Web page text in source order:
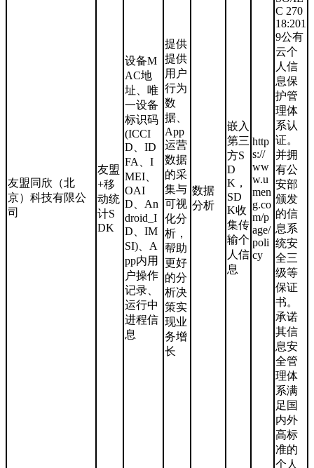
友盟同欣（北
京）科技有限公
司
友盟
+移
动统
计S
DK
设备M
AC地
址、唯
一设备
标识码
(ICCI
D、ID
FA、I
MEI、
OAI
D、An
droid_I
D、IM
SI)、A
pp内用
户操作
记录、
运行中
进程信
息
提供
提供
用户
行为
数
据、
App
运营
数据
的采
集与
可视
化分
析，
帮助
更好
的分
析决
策实
现业
务增
长
数据
分析
嵌入
第三
方S
D
K，
SD
K收
集传
输个
人信
息
http
s://
ww
w.u
men
g.co
m/p
age/
poli
cy
C 270
18:201
9公有
云个
人信
息保
护管
理体
系认
证。
并拥
有公
安部
颁发
的信
息系
统安
全三
级等
保证
书。
承诺
其信
息安
全管
理体
系满
足国
内外
高标
准的
个人